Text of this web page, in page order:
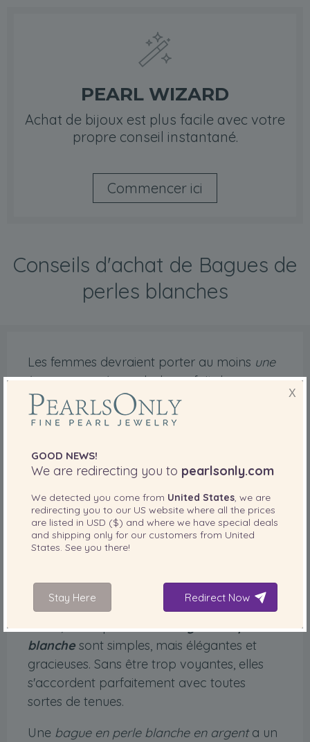
PEARL WIZARD
Achat de bijoux est plus facile avec votre
propre conseil instantané.
Commencer ici
Conseils d'achat de Bagues de
perles blanches
Les femmes devraient porter au moins une
bague en perle, symbole parfait de
sophistication et d'élégance. Découvrez
notre collection de bagues en perles
choisir la bague idéale.
Bague Solitaire Perle
Tout comme une bague solitaire en
d'une seule perle sertie dans un métal. La
monture est en argent, en or jaune ou
blanche sont simples, mais élégantes et
gracieuses. Sans être trop voyantes, elles
s'accordent parfaitement avec toutes
sortes de tenues.
Une bague en perle blanche en argenta un
X
GOOD NEWS!
We are redirecting you to pearlsonly.com
We detected you come from United States , we are
redirecting you to our US website where all the prices
are listed in USD ($) and where we have special deals
and shipping only for our customers from United
States . See you there!
Stay Here Redirect Now